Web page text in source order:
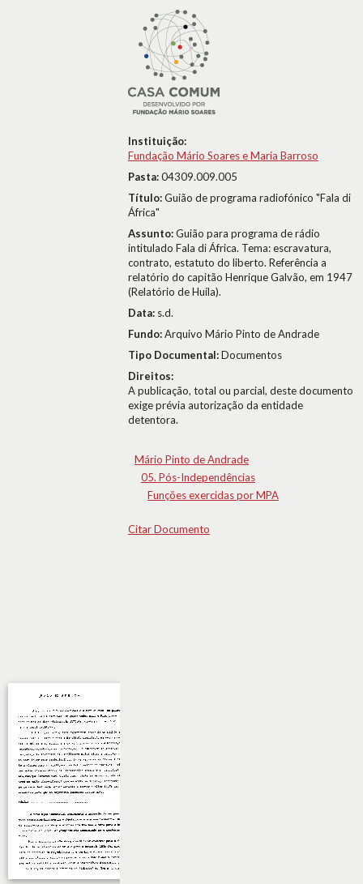
Instituição:
Fundação Mário Soares e Maria Barroso
Pasta:04309.009.005
Título:Guião de programa radiofónico "Fala di
África"
Assunto:Guião para programa de rádio
intitulado Fala di África. Tema: escravatura,
contrato, estatuto do liberto. Referência a
relatório do capitão Henrique Galvão, em 1947
(Relatório de Huíla).
Data: s.d.
Fundo:Arquivo Mário Pinto de Andrade
Tipo Documental:Documentos
Direitos:
A publicação, total ou parcial, deste documento
exige prévia autorização da entidade
detentora.
Mário Pinto de Andrade
05. Pós-Independências
Funções exercidas por MPA
Citar Documento